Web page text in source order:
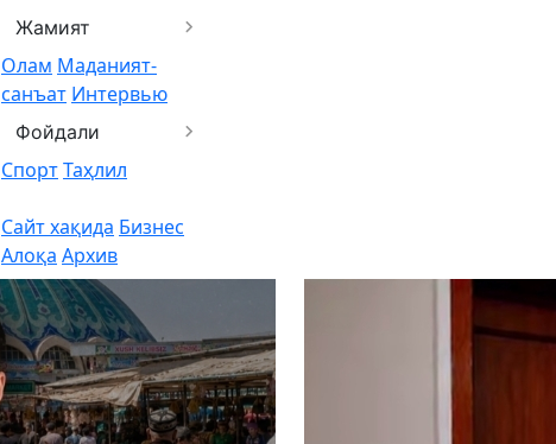
Жамият
Олам Маданият-
санъат Интервью
Фойдали
СпортТаҳлил
Сайт хақида Бизнес
Алоқа Архив